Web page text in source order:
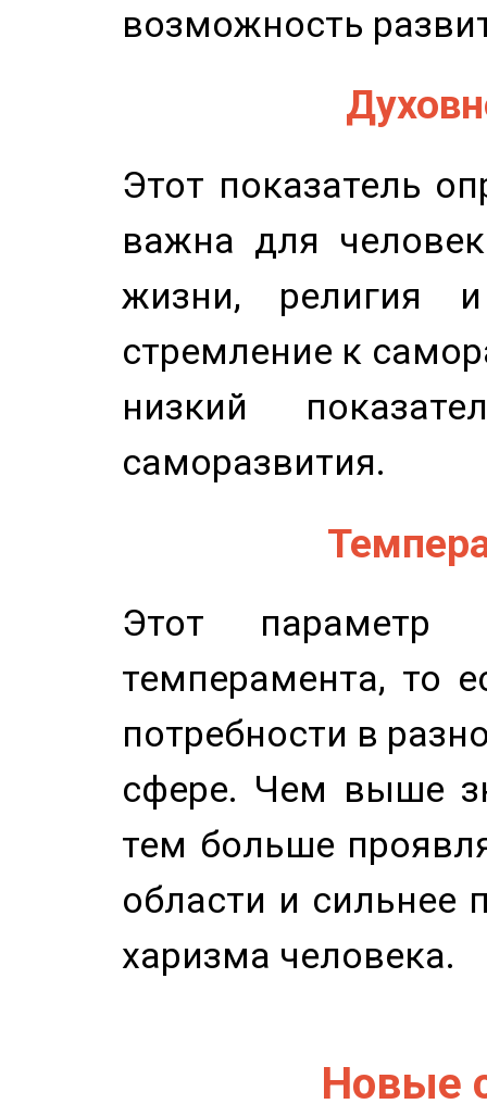
возможность
Этот показатель
важна для
жизни, религия
стремление к
низкий
саморазвития.
Этот параметр
темперамента, то
потребности в
сфере. Чем выше
тем больше
области и сильнее
харизма человека.
Новые